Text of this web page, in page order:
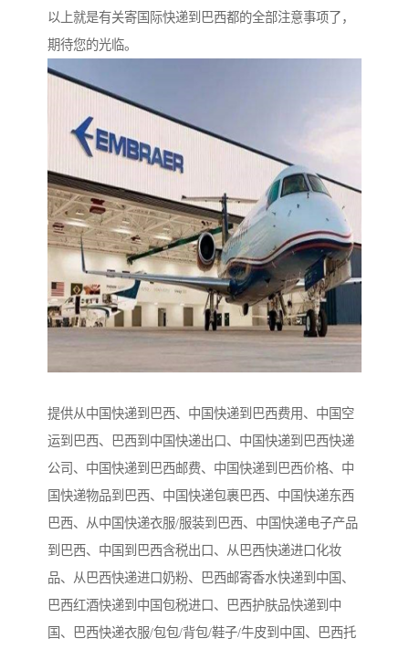
以上就是有关寄国际快递到巴西都的全部注意事项了，
期待您的光临。
提供从中国快递到巴西、中国快递到巴西费用、中国空
运到巴西、巴西到中国快递出口、中国快递到巴西快递
公司、中国快递到巴西邮费、中国快递到巴西价格、中
国快递物品到巴西、中国快递包裹巴西、中国快递东西
巴西、从中国快递衣服/服装到巴西、中国快递电子产品
到巴西、中国到巴西含税出口、从巴西快递进口化妆
品、从巴西快递进口奶粉、巴西邮寄香水快递到中国、
巴西红酒快递到中国包税进口、巴西护肤品快递到中
国、巴西快递衣服/包包/背包/鞋子/牛皮到中国、巴西托